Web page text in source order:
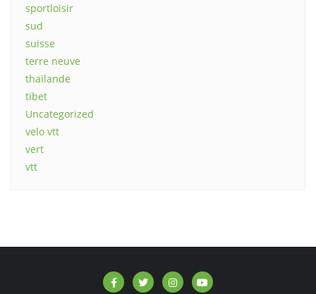
sportloisir
sud
suisse
terre neuve
thailande
tibet
Uncategorized
velo vtt
vert
vtt